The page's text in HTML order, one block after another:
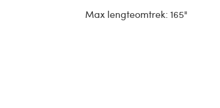
Max lengteomtrek: 165"